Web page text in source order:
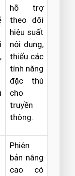
hỗ trợ
theo dõi
hiệu suất
nội dung,
thiếu các
tính năng
đặc thù
cho
truyền
thông.
Phiên
bản nâng
cao có